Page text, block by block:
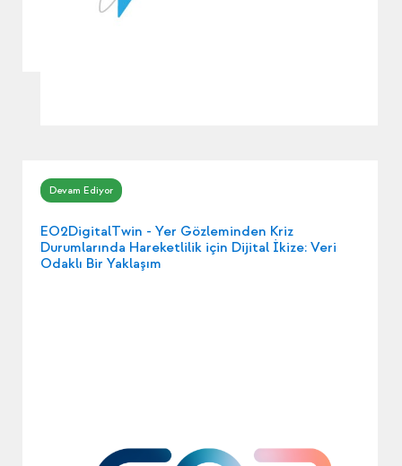
EO2DigitalTwin - Yer Gözleminden Kriz
Durumlarında Hareketlilik için Dijital İkize: Veri
Odaklı Bir Yaklaşım